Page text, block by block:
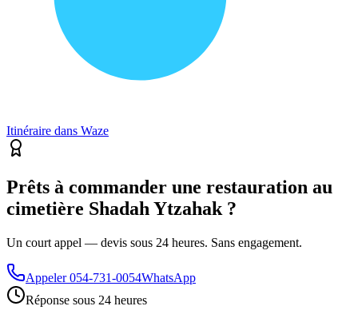
Itinéraire dans Waze
Prêts à commander une restauration au
cimetière Shadah Ytzahak ?
Un court appel — devis sous 24 heures. Sans engagement.
Appeler 054-731-0054WhatsApp
Réponse sous 24 heures